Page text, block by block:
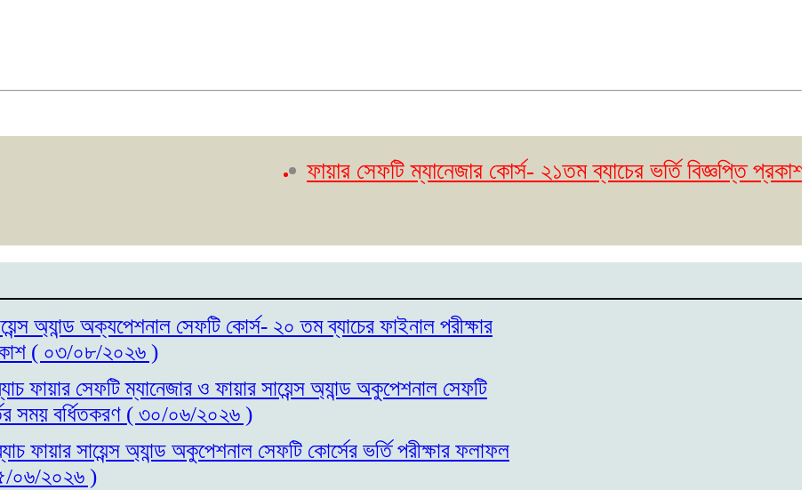
ফায়ার সেফটি ম্যানেজার কোর্স- ২১তম ব্যাচের ভর্তি বিজ্ঞপ্তি প্রকাশ।
অ্যান্ড অক্যপেশনাল সেফটি কোর্স- ২০ তম ব্যাচের ফাইনাল পরীক্ষার
( ০৩/০৮/২০২৬ )
ফায়ার সেফটি ম্যানেজার ও ফায়ার সায়েন্স অ্যান্ড অকুপেশনাল সেফটি
সময় বর্ধিতকরণ ( ৩০/০৬/২০২৬ )
ফায়ার সায়েন্স অ্যান্ড অকুপেশনাল সেফটি কোর্সের ভর্তি পরীক্ষার ফলাফল
০৬/২০২৬ )